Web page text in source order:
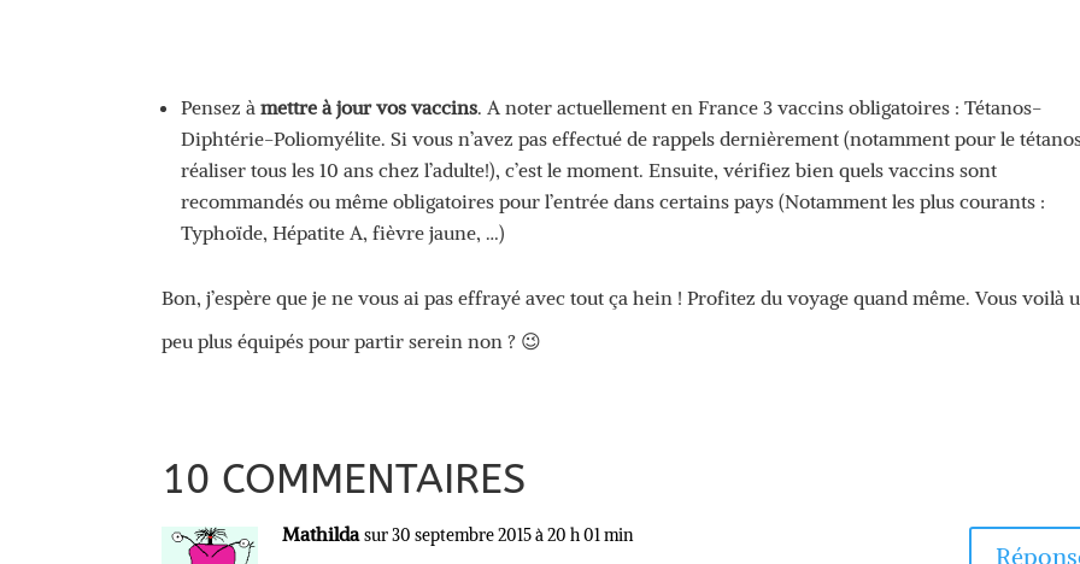
Pensez àmettre à jour vos vaccins. A noter actuellement en France 3 vaccins obligatoires : Tétanos-
Diphtérie-Poliomyélite. Si vous n’avez pas effectué de rappels dernièrement (notamment pour le
réaliser tous les 10 ans chez l’adulte!), c’est le moment. Ensuite, vérifiez bien quels vaccins sont
recommandés ou même obligatoires pour l’entrée dans certains pays (Notamment les plus courants :
Typhoïde, Hépatite A, fièvre jaune, …)
Bon, j’espère que je ne vous ai pas effrayé avec tout ça hein ! Profitez du voyage quand même. Vous voilà
peu plus équipés pour partir serein non ? 😉
10 COMMENTAIRES
Mathilda sur 30 septembre 2015 à 20 h 01 min